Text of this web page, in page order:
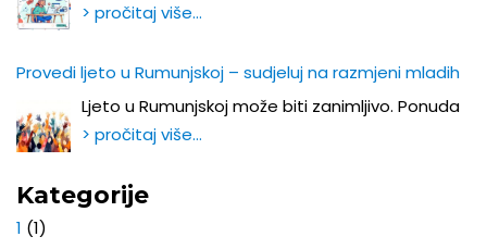
> pročitaj više…
Provedi ljeto u Rumunjskoj – sudjeluj na razmjeni mladih
Ljeto u Rumunjskoj može biti zanimljivo. Ponuda
> pročitaj više…
Kategorije
1 (1)